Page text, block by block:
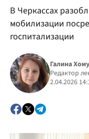
Политика
В Черкассах
мобилизации
госпитализации
Галина
Редактор
2.04.2026